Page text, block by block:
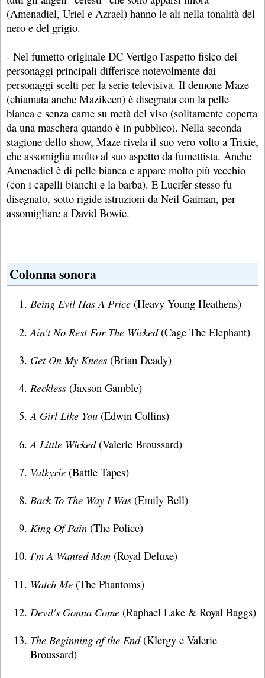
(Amenadiel, Uriel e Azrael) hanno le ali nella tonalità del
nero e del grigio.
- Nel fumetto originale DC Vertigo l'aspetto fisico dei
personaggi principali differisce notevolmente dai
personaggi scelti per la serie televisiva. Il demone Maze
(chiamata anche Mazikeen) è disegnata con la pelle
bianca e senza carne su metà del viso (solitamente coperta
da una maschera quando è in pubblico). Nella seconda
stagione dello show, Maze rivela il suo vero volto a Trixie,
che assomiglia molto al suo aspetto da fumettista. Anche
Amenadiel è di pelle bianca e appare molto più vecchio
(con i capelli bianchi e la barba). E Lucifer stesso fu
disegnato, sotto rigide istruzioni da Neil Gaiman, per
assomigliare a David Bowie.
Colonna sonora
Being Evil Has A Price (Heavy Young Heathens)
Ain't No Rest For The Wicked(Cage The Elephant)
Get On My Knees (Brian Deady)
Reckless (Jaxson Gamble)
A Girl Like You (Edwin Collins)
A Little Wicked(Valerie Broussard)
Valkyrie (Battle Tapes)
Back To The Way I Was (Emily Bell)
King Of Pain (The Police)
I'm A Wanted Man (Royal Deluxe)
Watch Me (The Phantoms)
Devil's Gonna Come (Raphael Lake & Royal Baggs)
The Beginning of the End(Klergy e Valerie
Broussard)